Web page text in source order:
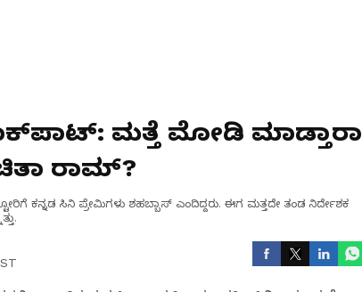
ಮತ್ತೆ ಮೋಡಿ ಮಾಡ್ತಾರಾ
ರಾಮ್?
ಕನ್ನಡ‌ ಸಿನಿ ಪ್ರೇಮಿಗಳು ಶಹಬ್ಬಾಸ್ ಎಂದಿದ್ದರು. ಈಗ ಮತ್ತದೇ ತಂಡ ನಿರ್ದೇಶಕ